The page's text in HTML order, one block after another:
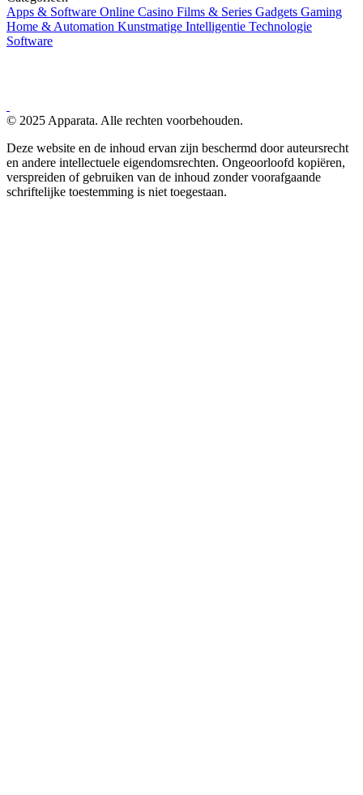
Apps & Software Online Casino Films & Series Gadgets Gaming
Home & Automation Kunstmatige Intelligentie Technologie
Software
© 2025 Apparata. Alle rechten voorbehouden.
Deze website en de inhoud ervan zijn beschermd door auteursrecht
en andere intellectuele eigendomsrechten. Ongeoorloofd kopiëren,
verspreiden of gebruiken van de inhoud zonder voorafgaande
schriftelijke toestemming is niet toegestaan.